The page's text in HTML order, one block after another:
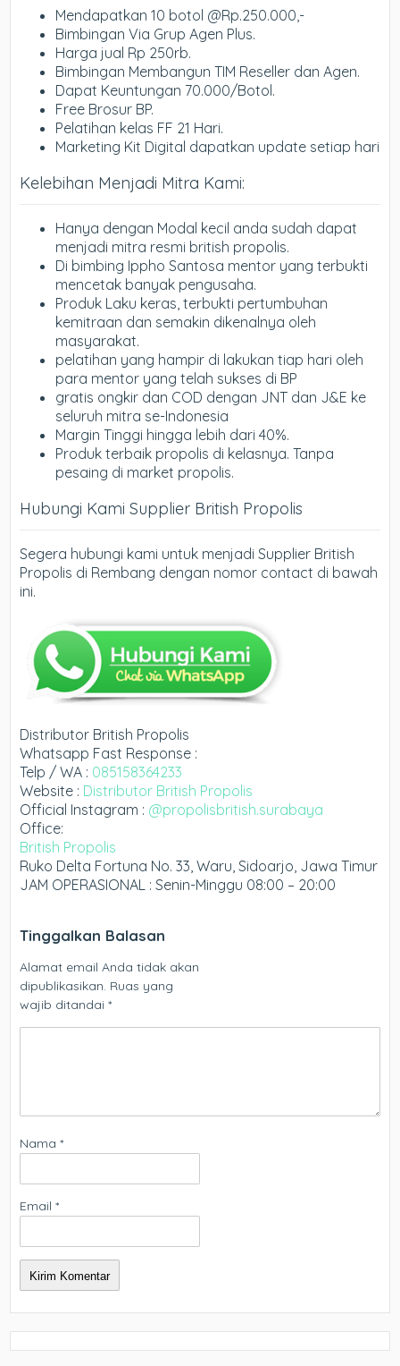
Mendapatkan 10 botol @Rp.250.000,-
Bimbingan Via Grup Agen Plus.
Harga jual Rp 250rb.
Bimbingan Membangun TIM Reseller dan Agen.
Dapat Keuntungan 70.000/Botol.
Free Brosur BP.
Pelatihan kelas FF 21 Hari.
Marketing Kit Digital dapatkan update setiap hari
Kelebihan Menjadi Mitra Kami:
Hanya dengan Modal kecil anda sudah dapat
menjadi mitra resmi british propolis.
Di bimbing Ippho Santosa mentor yang terbukti
mencetak banyak pengusaha.
Produk Laku keras, terbukti pertumbuhan
kemitraan dan semakin dikenalnya oleh
masyarakat.
pelatihan yang hampir di lakukan tiap hari oleh
para mentor yang telah sukses di BP
gratis ongkir dan COD dengan JNT dan J&E ke
seluruh mitra se-Indonesia
Margin Tinggi hingga lebih dari 40%.
Produk terbaik propolis di kelasnya. Tanpa
pesaing di market propolis.
Hubungi Kami Supplier British Propolis
Segera hubungi kami untuk menjadi Supplier British
Propolis di Rembang dengan nomor contact di bawah
ini.
Distributor British Propolis
Whatsapp Fast Response :
Telp / WA : 085158364233
Website : Distributor British Propolis
Official Instagram : @propolisbritish.surabaya
Office:
British Propolis
Ruko Delta Fortuna No. 33, Waru, Sidoarjo, Jawa Timur
JAM OPERASIONAL : Senin-Minggu 08:00 – 20:00
Tinggalkan Balasan
Alamat email Anda tidak akan
dipublikasikan. Ruas yang
wajib ditandai*
Nama*
Email*